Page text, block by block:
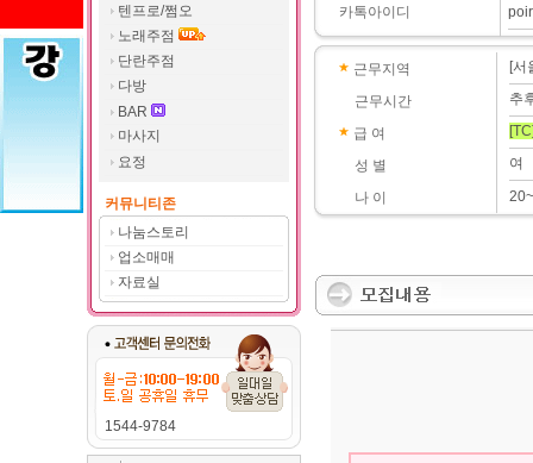
텐프로/쩜오
노래주점
단란주점
다방
BAR
마사지
요정
커뮤니티존
나눔스토리
업소매매
자료실
1544-9784
카톡아이디
근무지역
근무시간
급 여
성 별
나 이
[서
추
여